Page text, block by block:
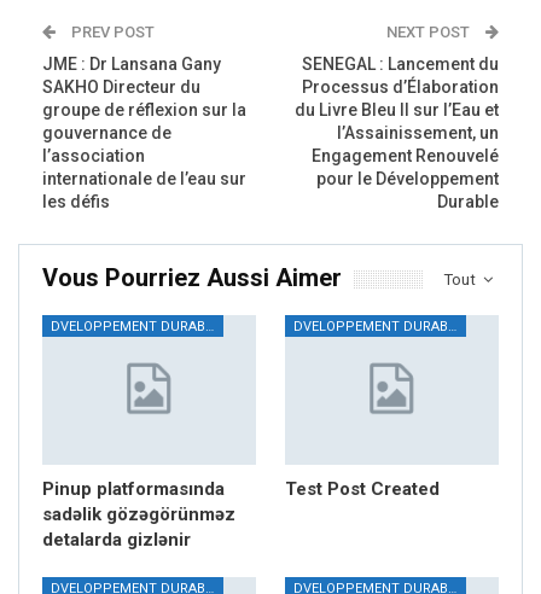
PREV POST
JME : Dr Lansana Gany
SAKHO Directeur du
groupe de réflexion sur la
gouvernance de
l’association
internationale de l’eau sur
les défis
NEXT POST
SENEGAL : Lancement du
Processus d’Élaboration
du Livre Bleu II sur l’Eau et
l’Assainissement, un
Engagement Renouvelé
pour le Développement
Durable
Tout
Vous Pourriez Aussi Aimer
DVELOPPEMENT DURABLE
Pinup platformasında
sadəlik gözəgörünməz
detalarda gizlənir
DVELOPPEMENT DURABLE
Test Post Created
DVELOPPEMENT DURABLE DVELOPPEMENT DURABLE